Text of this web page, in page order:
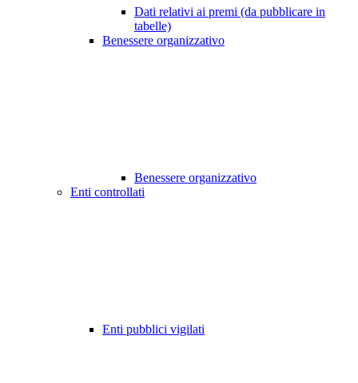
Dati relativi ai premi (da pubblicare in
tabelle)
Benessere organizzativo
Benessere organizzativo
Enti controllati
Enti pubblici vigilati